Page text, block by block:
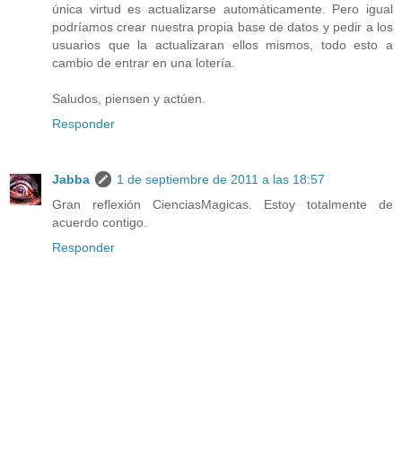
única virtud es actualizarse automáticamente. Pero igual
podríamos crear nuestra propia base de datos y pedir a los
usuarios que la actualizaran ellos mismos, todo esto a
cambio de entrar en una lotería.
Saludos, piensen y actúen.
Responder
Jabba
1 de septiembre de 2011 a las 18:57
Gran reflexión CienciasMagicas. Estoy totalmente de
acuerdo contigo.
Responder